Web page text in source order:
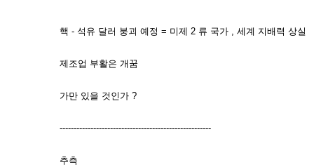
핵 - 석유 달러 붕괴 예정 = 미제 2 류 국가 , 세계 지배력 상실
제조업 부활은 개꿈
가만 있을 것인가 ?
------------------------------------------------------
추측